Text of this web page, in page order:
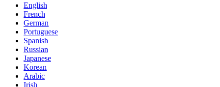
English
French
German
Portuguese
Spanish
Russian
Japanese
Korean
Arabic
Irish